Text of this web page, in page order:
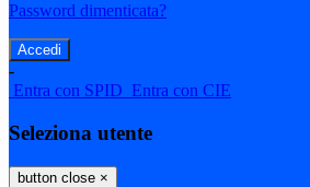
Password dimenticata?
-
Entra con SPID Entra con CIE
Seleziona utente
button close ×